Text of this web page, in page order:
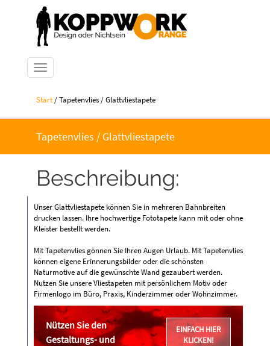
Navigation ein-/ausblenden
Start/ Tapetenvlies / Glattvliestapete
Tapetenvlies / Glattvliestapete
Beschreibung:
Unser Glattvliestapete können Sie in mehreren Bahnbreiten
drucken lassen. Ihre hochwertige Fototapete kann mit oder ohne
Kleister bestellt werden.
​Mit Tapetenvlies gönnen Sie Ihren Augen Urlaub. Mit Tapetenvlies
können eigene Erinnerungsbilder oder die schönsten
Naturmotive auf die gewünschte Wand gezaubert werden.
Nutzen Sie unsere Vliestapeten mit persönlichem Motiv oder
Firmenlogo im Büro, Praxis, Kinderzimmer oder Wohnzimmer.
Nützen Sie den
Gestaltungs- und
EINFACH HIER
KLICKEN!